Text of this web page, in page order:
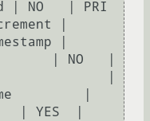
| NO   | PRI
|
|
| NO   |
|
|
| YES  |